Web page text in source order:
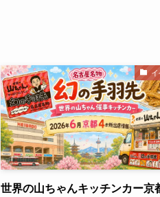
イ
世界の山ちゃんキッチンカー京